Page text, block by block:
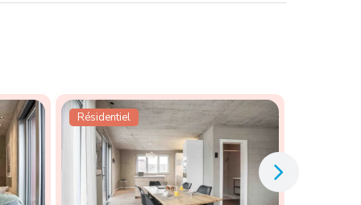
Résidentiel